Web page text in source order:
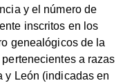
y el número de
inscritos en los
genealógicos de la
a razas
y León (indicadas en